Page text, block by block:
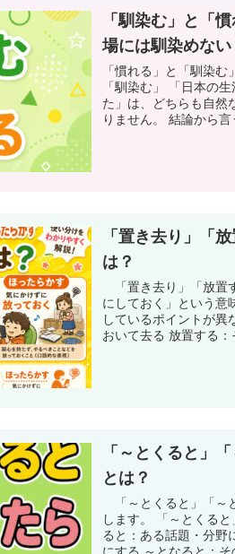
「馴染む」と「
場には馴染めない
「慣れる」と「馴染
「馴染む」 「日本の
た」は、どちらも自然
りません。 結論から言
「置き去り」「
は？
「置き去り」「放置
にしておく」という意
しているポイントが異
おいて去る 放置する：
「～とくると」
とは？
「～とくると」「～
します。 「～とくる
ると：ある話題・分野